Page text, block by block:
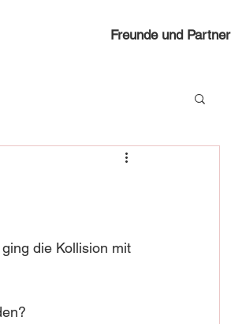
Freunde und Partner
die Kollision mit